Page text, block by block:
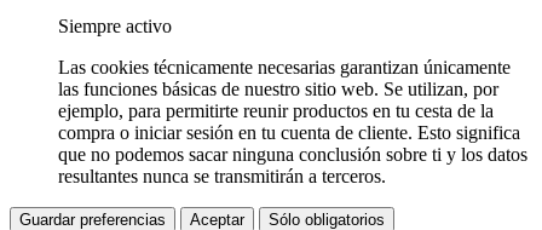
Siempre activo
Las cookies técnicamente necesarias garantizan únicamente
las funciones básicas de nuestro sitio web. Se utilizan, por
ejemplo, para permitirte reunir productos en tu cesta de la
compra o iniciar sesión en tu cuenta de cliente. Esto significa
que no podemos sacar ninguna conclusión sobre ti y los datos
resultantes nunca se transmitirán a terceros.
Guardar preferencias Aceptar Sólo obligatorios